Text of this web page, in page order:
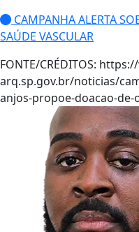
CAMPANHA ALERTA
SAÚDE VASCULAR
FONTE/CRÉDITOS:
arq.sp.gov.br/noticias/
anjos-propoe-doacao-